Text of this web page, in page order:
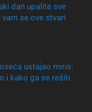
dan upalite sve
se ove stvari
ustajao miris:
i kako ga se rešiti